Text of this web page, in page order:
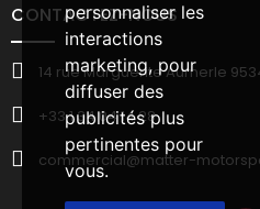
personnaliser les
interactions
marketing,pour
diffuser des
publicités plus
pertinentes pour
vous.
CONTACTEZ-NOUS
14 rue Marguerite Aumerle
+33 1 34 04 14 28
commercial@matter-